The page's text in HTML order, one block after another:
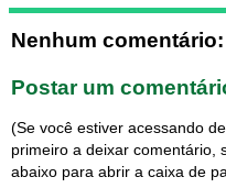
Nenhum comentário:
Postar um
(Se você estiver acessando
primeiro a deixar comentário,
abaixo para abrir a caixa de